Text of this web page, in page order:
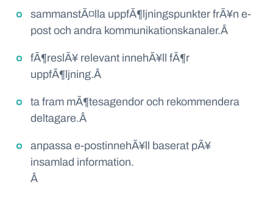
sammanstÃ¤lla uppfÃ¶ljningspunkter frÃ¥n e-
post och andra kommunikationskanaler.Â
fÃ¶reslÃ¥ relevant innehÃ¥ll fÃ¶r
uppfÃ¶ljning.Â
ta fram mÃ¶tesagendor och rekommendera
deltagare.Â
anpassa e-postinnehÃ¥ll baserat pÃ¥
insamlad information.
Â